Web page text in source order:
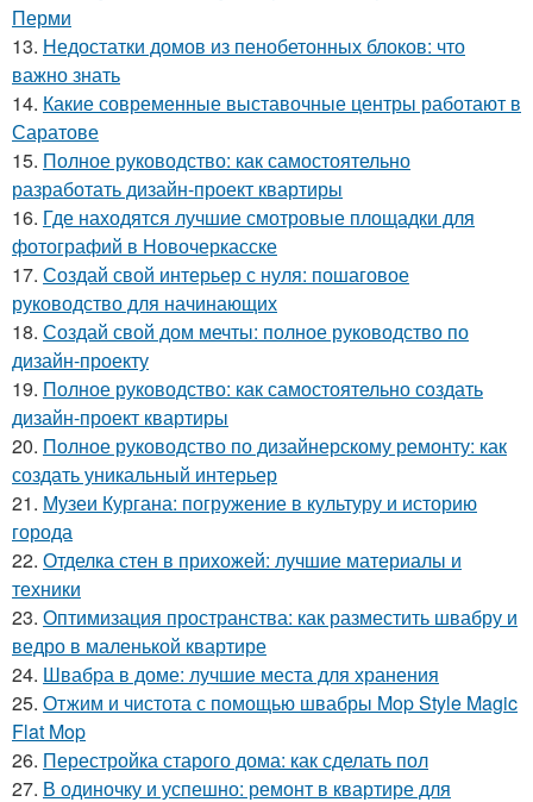
Перми
13. Недостатки домов из пенобетонных блоков: что
важно знать
14. Какие современные выставочные центры работают в
Саратове
15. Полное руководство: как самостоятельно
разработать дизайн-проект квартиры
16. Где находятся лучшие смотровые площадки для
фотографий в Новочеркасске
17. Создай свой интерьер с нуля: пошаговое
руководство для начинающих
18. Создай свой дом мечты: полное руководство по
дизайн-проекту
19. Полное руководство: как самостоятельно создать
дизайн-проект квартиры
20. Полное руководство по дизайнерскому ремонту: как
создать уникальный интерьер
21. Музеи Кургана: погружение в культуру и историю
города
22. Отделка стен в прихожей: лучшие материалы и
техники
23. Оптимизация пространства: как разместить швабру и
ведро в маленькой квартире
24. Швабра в доме: лучшие места для хранения
25. Отжим и чистота с помощью швабры Mop Style Magic
Flat Mop
26. Перестройка старого дома: как сделать пол
27. В одиночку и успешно: ремонт в квартире для